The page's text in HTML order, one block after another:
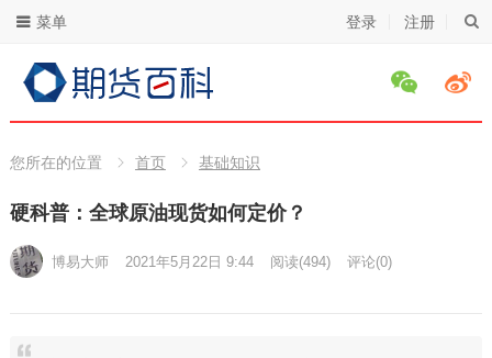
登录 注册
菜单
您所在的位置 首页 基础知识
硬科普：全球原油现货如何定价？
博易大师 2021年5月22日 9:44 阅读(494) 评论(0)